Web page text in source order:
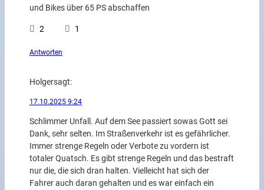
und Bikes über 65 PS abschaffen
2 1
Antworten
Holgersagt:
17.10.2025 9:24
Schlimmer Unfall. Auf dem See passiert sowas Gott sei
Dank, sehr selten. Im Straßenverkehr ist es gefährlicher.
Immer strenge Regeln oder Verbote zu vordern ist
totaler Quatsch. Es gibt strenge Regeln und das bestraft
nur die, die sich dran halten. Vielleicht hat sich der
Fahrer auch daran gehalten und es war einfach ein